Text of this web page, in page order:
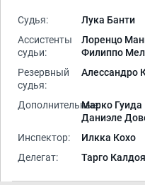
Судья: Лука Банти
Ассистенты
судьи:
Лоренцо
Филиппо
Резервный
судья:
Алессандро
Дополнительные:Марко Гуида
Даниэле
Инспектор: Илкка Кохо
Делегат: Тарго Калдоя